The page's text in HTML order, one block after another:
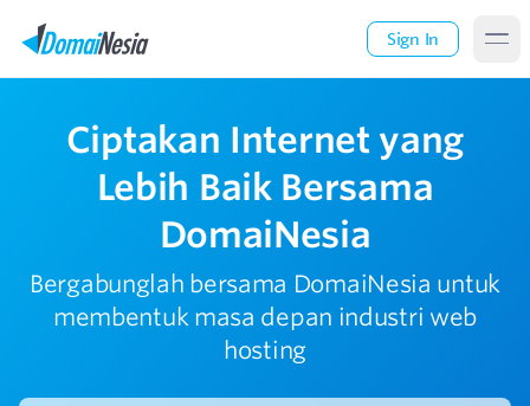
Sign In
Ciptakan Internet yang
Lebih Baik Bersama
DomaiNesia
Bergabunglah bersama DomaiNesia untuk
membentuk masa depan industri web
hosting